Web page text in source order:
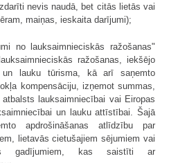
nevis naudā, bet citās lietās vai
maiņas, ieskaita darījumi);
no lauksaimnieciskās ražošanas"
ražošanas, iekšējo
un lauku tūrisma, kā arī saņemto
kompensāciju, izņemot summas,
lauksaimniecībai vai Eiropas
un lauku attīstībai. Šajā
apdrošināšanas atlīdzību par
lietavās cietušajiem sējumiem vai
gadījumiem, kas saistīti ar